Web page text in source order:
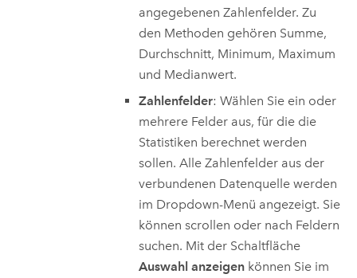
angegebenen Zahlenfelder. Zu
den Methoden gehören Summe,
Durchschnitt, Minimum, Maximum
und Medianwert.
Zahlenfelder: Wählen Sie ein oder
mehrere Felder aus, für die die
Statistiken berechnet werden
sollen. Alle Zahlenfelder aus der
verbundenen Datenquelle werden
im Dropdown-Menü angezeigt. Sie
können scrollen oder nach Feldern
suchen. Mit der Schaltfläche
Auswahl anzeigen können Sie im